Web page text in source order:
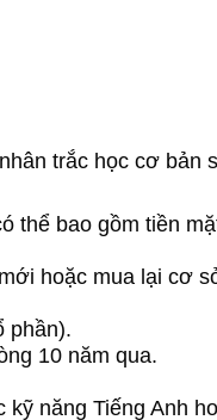
trắc học cơ bản
thể bao gồm tiền
hoặc mua lại cơ
phần).
10 năm qua.
năng Tiếng Anh